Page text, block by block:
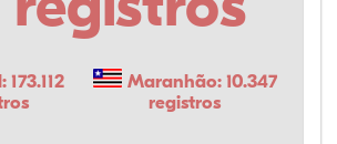
173.112
Maranhão: 10.347
registros